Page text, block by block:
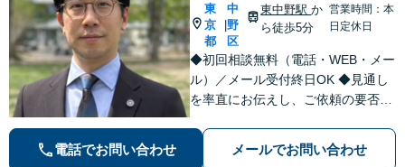
東
京
都
中
野
区
東中野駅か
ら徒歩5分
営業時間：本
日定休日
◆初回相談無料（電話・WEB・メー
ル）／メール受付終日OK ◆見通し
を率直にお伝えし、ご依頼の要否も
解決まで弁護士本人が一貫してスピ
ーディーに対応いたします。 ◆累計
電話でお問い合わせ メールでお問い合わせ